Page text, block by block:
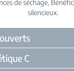
de séchage
silencieux
C